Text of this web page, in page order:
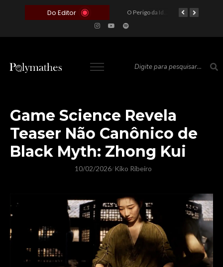
Do Editor
O Voto como Moeda: Clientelismo e o Analfabetismo Funcional Político no Brasil O Perigo da Ideologia Desenfreada na Justiça: Quando a Pauta Política Substitui a Pena Criminal
Game Science Revela
Teaser Não Canônico de
Black Myth: Zhong Kui
10/02/2026/ Kiko Ribeiro